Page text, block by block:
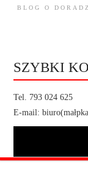
BLOG O
SZYBKI
Tel. 793 024 625
E-mail: